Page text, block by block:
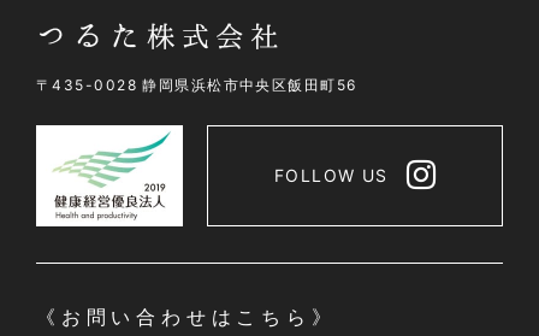
〒435-0028 静岡県浜松市中央区飯田町56
FOLLOW US
《お問い合わせはこちら》